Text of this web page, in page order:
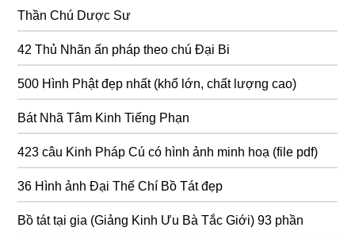
Thần Chú Dược Sư
42 Thủ Nhãn ấn pháp theo chú Đại Bi
500 Hình Phật đẹp nhất (khổ lớn, chất lượng cao)
Bát Nhã Tâm Kinh Tiếng Phạn
423 câu Kinh Pháp Cú có hình ảnh minh hoạ (file pdf)
36 Hình ảnh Đại Thế Chí Bồ Tát đẹp
Bồ tát tại gia (Giảng Kinh Ưu Bà Tắc Giới) 93 phần